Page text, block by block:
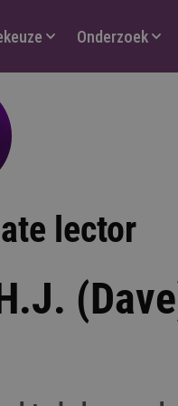
Onderzoek
lector